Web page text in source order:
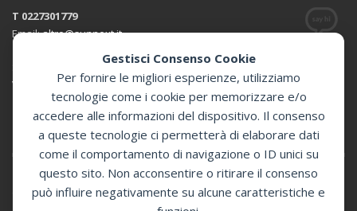
Gestisci Consenso Cookie
Per fornire le migliori esperienze, utilizziamo
tecnologie come i cookie per memorizzare e/o
accedere alle informazioni del dispositivo. Il consenso
a queste tecnologie ci permetterà di elaborare dati
come il comportamento di navigazione o ID unici su
questo sito. Non acconsentire o ritirare il consenso
può influire negativamente su alcune caratteristiche e
T 0227301779
Email:altro@sunnext.it
Via Perugino 44 , 20093 Cologno Monzese (MI)
Apri in Google Maps
GET SOCIAL